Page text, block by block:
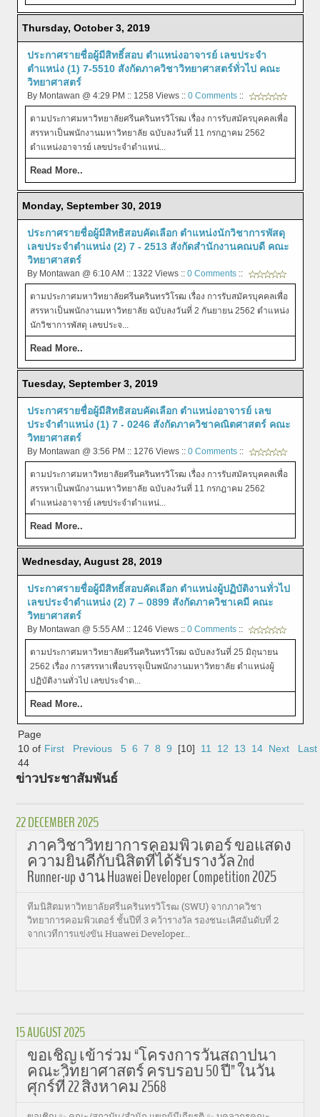
Thursday, October 3, 2019
ประกาศรายชื่อผู้มีสิทธิ์สอบ ตำแหน่งอาจารย์ เลขประจำ
ตำแหน่ง (1) 7-5510 สังกัดภาควิชาวิทยาศาสตร์ทั่วไป คณะ
วิทยาศาสตร์
By Montawan @ 4:29 PM :: 1258 Views :: 0 Comments::
ตามประกาศมหาวิทยาลัยศรีนครินทรวิโรฒ เรื่อง การรับสมัครบุคคลเพื่อ
สรรหาเป็นพนักงานมหาวิทยาลัย ฉบับลงวันที่ 11 กรกฎาคม 2562
ตำแหน่งอาจารย์ เลขประจำตำแหน่...
Read More..
Monday, September 30, 2019
ประกาศรายชื่อผู้มีสิทธิสอบคัดเลือก ตำแหน่งนักวิชาการพัสดุ
เลขประจำตำแหน่ง (2) 7 - 2513 สังกัดสำนักงานคณบดี คณะ
วิทยาศาสตร์
By Montawan @ 6:10 AM :: 1322 Views :: 0 Comments::
ตามประกาศมหาวิทยาลัยศรีนครินทรวิโรฒ เรื่อง การรับสมัครบุคคลเพื่อ
สรรหาเป็นพนักงานมหาวิทยาลัย ฉบับลงวันที่ 2 กันยายน 2562 ตำแหน่ง
นักวิชาการพัสดุ เลขประจ...
Read More..
Tuesday, September 3, 2019
ประกาศรายชื่อผู้มีสิทธิสอบคัดเลือก ตำแหน่งอาจารย์ เลข
ประจำตำแหน่ง (1) 7 - 0246 สังกัดภาควิชาคณิตศาสตร์ คณะ
วิทยาศาสตร์
By Montawan @ 3:56 PM :: 1276 Views :: 0 Comments::
ตามประกาศมหาวิทยาลัยศรีนครินทรวิโรฒ เรื่อง การรับสมัครบุคคลเพื่อ
สรรหาเป็นพนักงานมหาวิทยาลัย ฉบับลงวันที่ 11 กรกฎาคม 2562
ตำแหน่งอาจารย์ เลขประจำตำแหน่...
Read More..
Wednesday, August 28, 2019
ประกาศรายชื่อผู้มีสิทธิ์สอบคัดเลือก ตำแหน่งผู้ปฏิบัติงานทั่วไป
เลขประจำตำแหน่ง (2) 7 – 0899 สังกัดภาควิชาเคมี คณะ
วิทยาศาสตร์
By Montawan @ 5:55 AM :: 1246 Views :: 0 Comments::
ตามประกาศมหาวิทยาลัยศรีนครินทรวิโรฒ ฉบับลงวันที่ 25 มิถุนายน
2562 เรื่อง การสรรหาเพื่อบรรจุเป็นพนักงานมหาวิทยาลัย ตำแหน่งผู้
ปฏิบัติงานทั่วไป เลขประจำต...
Read More..
Page
10 of
44
First Previous 5 6 7 8 9 [10] 11 12 13 14 Next Last
ข่าวประชาสัมพันธ์
22 DECEMBER 2025
ภาควิชาวิทยาการคอมพิวเตอร์ ขอแสดง
ความยินดีกับนิสิตที่ได้รับรางวัล 2nd
Runner-up งาน Huawei Developer Competition 2025
ทีมนิสิตมหาวิทยาลัยศรีนครินทรวิโรฒ (SWU) จากภาควิชา
วิทยาการคอมพิวเตอร์ ชั้นปีที่ 3 คว้ารางวัล รองชนะเลิศอันดับที่ 2
จากเวทีการแข่งขัน Huawei Developer...
15 AUGUST 2025
ขอเชิญ เข้าร่วม “โครงการวันสถาปนา
คณะวิทยาศาสตร์ ครบรอบ 50 ปี” ในวัน
ศุกร์ที่ 22 สิงหาคม 2568